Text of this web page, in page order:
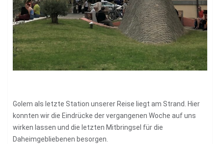
Golem als letzte Station unserer Reise liegt am Strand. Hier
konnten wir die Eindrücke der vergangenen Woche auf uns
wirken lassen und die letzten Mitbringsel für die
Daheimgebliebenen besorgen.